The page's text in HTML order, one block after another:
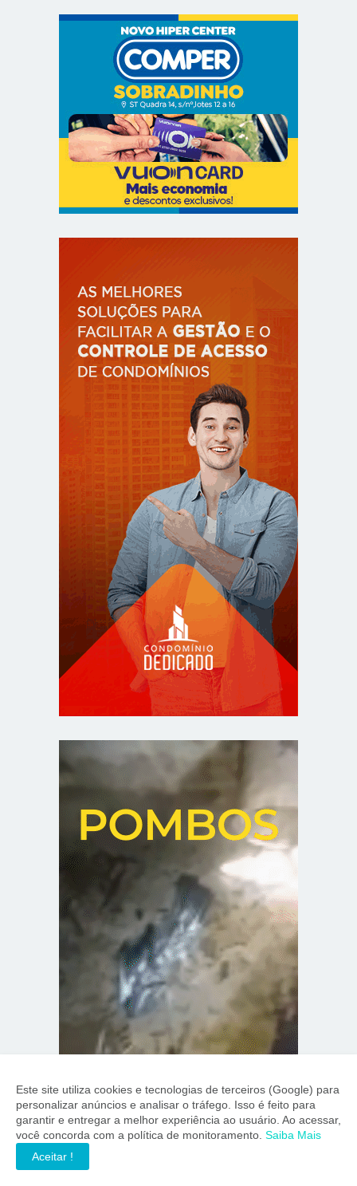
Este site utiliza cookies e tecnologias de terceiros (Google) para
personalizar anúncios e analisar o tráfego. Isso é feito para
garantir e entregar a melhor experiência ao usuário. Ao acessar,
você concorda com a política de monitoramento. Saiba Mais
Aceitar !